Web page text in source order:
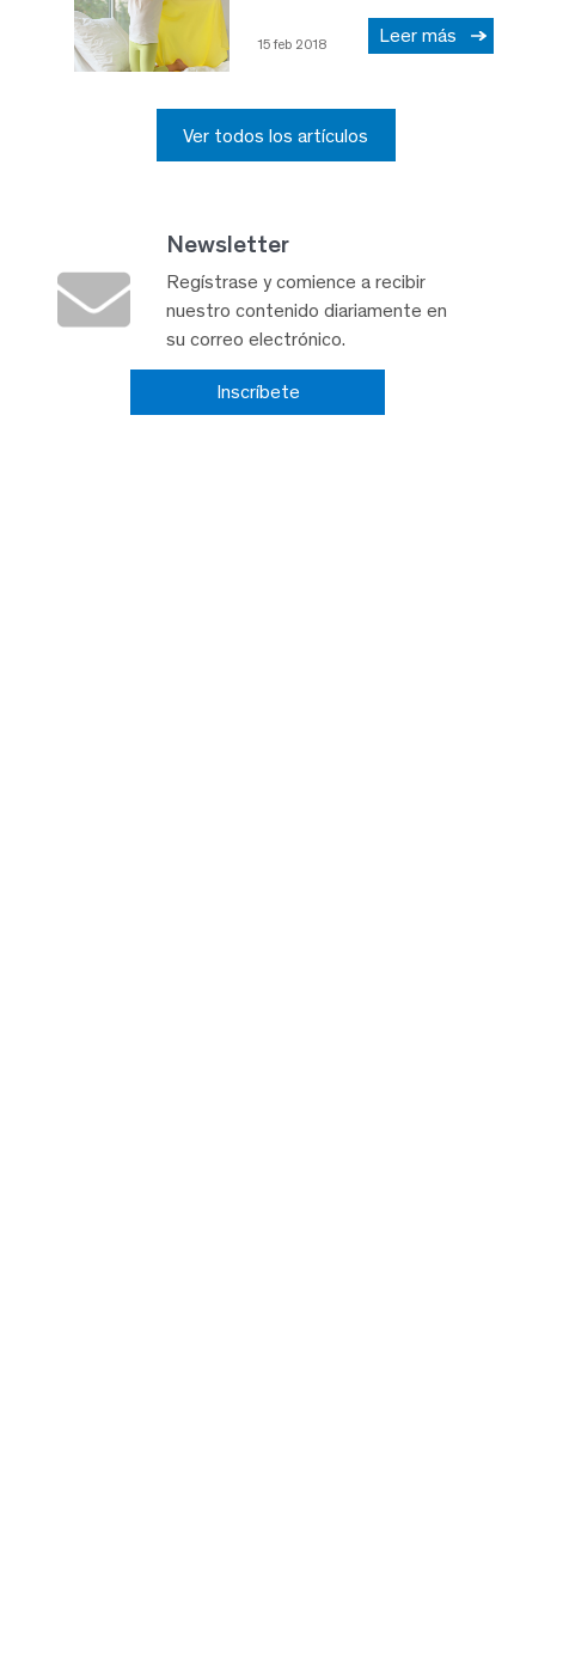
15 feb 2018 Leer más
Ver todos los artículos
Newsletter
Regístrase y comience a recibir
nuestro contenido diariamente en
su correo electrónico.
Inscríbete